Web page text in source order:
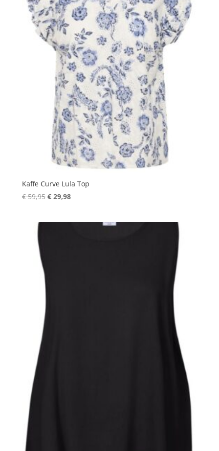
Kaffe Curve Lula Top
€59,95 Oorspronkelijke
€29,98Huidige